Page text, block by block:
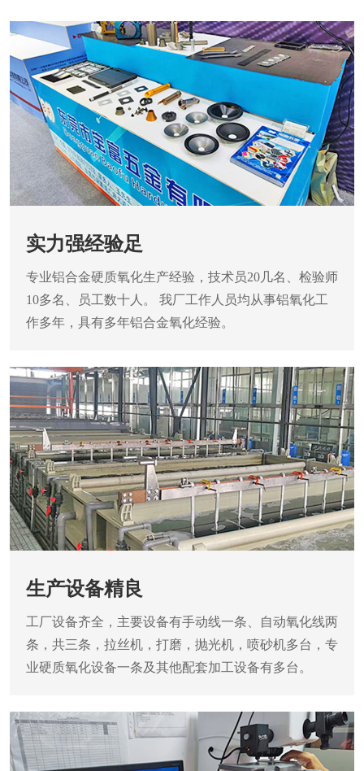
实力强经验足
专业铝合金硬质氧化生产经验，技术员20几名、检验师
10多名、员工数十人。 我厂工作人员均从事铝氧化工
作多年，具有多年铝合金氧化经验。
生产设备精良
工厂设备齐全，主要设备有手动线一条、自动氧化线两
条，共三条，拉丝机，打磨，抛光机，喷砂机多台，专
业硬质氧化设备一条及其他配套加工设备有多台。